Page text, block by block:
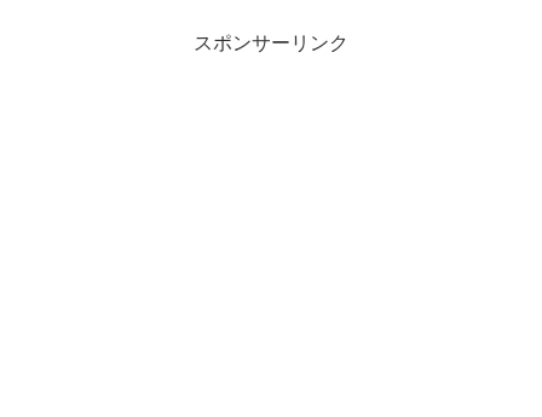
スポンサーリンク